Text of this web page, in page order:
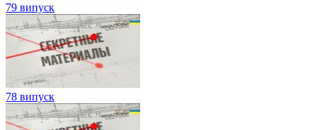
79 випуск
78 випуск